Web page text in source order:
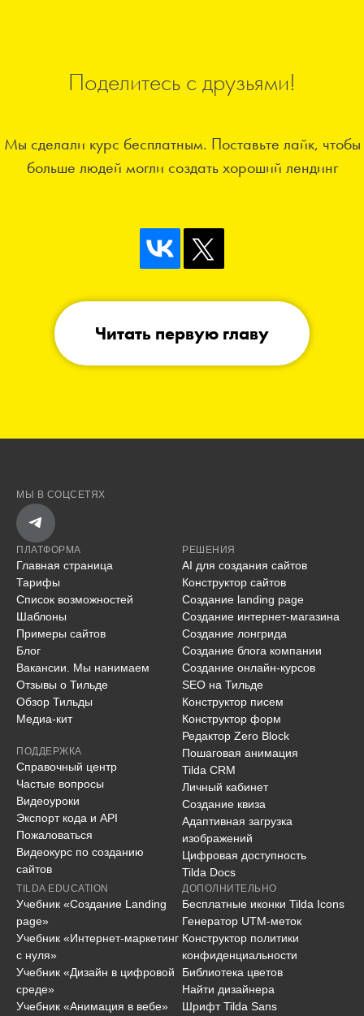
Поделитесь с друзьями!
Мы сделали курс бесплатным. Поставьте лайк, чтобы
больше людей могли создать хороший лендинг
Читать первую главу
МЫ В СОЦСЕТЯХ
ПЛАТФОРМА
Главная страница
Тарифы
Список возможностей
Шаблоны
Примеры сайтов
Блог
Вакансии. Мы нанимаем
Отзывы о Тильде
Обзор Тильды
Медиа-кит
ПОДДЕРЖКА
Справочный центр
Частые вопросы
Видеоуроки
Экспорт кода и API
Пожаловаться
Видеокурс по созданию
сайтов
РЕШЕНИЯ
AI для создания сайтов
Конструктор сайтов
Создание landing page
Создание интернет-магазина
Создание лонгрида
Создание блога компании
Создание онлайн-курсов
SEO на Тильде
Конструктор писем
Конструктор форм
Редактор Zero Block
Пошаговая анимация
Tilda CRM
Личный кабинет
Создание квиза
Адаптивная загрузка
изображений
Цифровая доступность
Tilda Docs
TILDA EDUCATION
Учебник «Создание Landing
page»
Учебник «Интернет-маркетинг
с нуля»
Учебник «Дизайн в цифровой
среде»
Учебник «Анимация в вебе»
ДОПОЛНИТЕЛЬНО
Бесплатные иконки Tilda Icons
Генератор UTM-меток
Конструктор политики
конфиденциальности
Библиотека цветов
Найти дизайнера
Шрифт Tilda Sans